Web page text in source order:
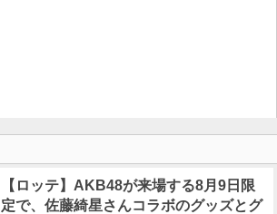
【ロッテ】AKB48が来場する8月9日限
定で、佐藤綺星さんコラボのグッズとグ